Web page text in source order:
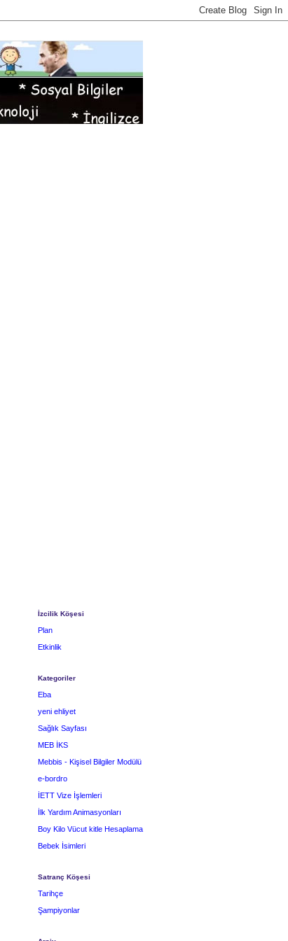
İzcilik Köşesi
Plan
Etkinlik
Kategoriler
Eba
yeni ehliyet
Sağlık Sayfası
MEB İKS
Mebbis - Kişisel Bilgiler Modülü
e-bordro
İETT Vize İşlemleri
İlk Yardım Animasyonları
Boy Kilo Vücut kitle Hesaplama
Bebek İsimleri
Satranç Köşesi
Tarihçe
Şampiyonlar